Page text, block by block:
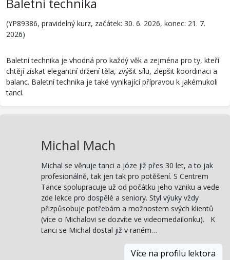
Baletní technika
(YP89386, pravidelný kurz, začátek: 30. 6. 2026, konec: 21. 7.
2026)
Baletní technika je vhodná pro každý věk a zejména pro ty, kteří
chtějí získat elegantní držení těla, zvýšit sílu, zlepšit koordinaci a
balanc. Baletní technika je také vynikající přípravou k jakémukoli
tanci.
Michal Mach
Michal se věnuje tanci a józe již přes 30 let, a to jak
profesionálně, tak jen tak pro potěšení. S Centrem
Tance spolupracuje už od počátku jeho vzniku a vede
zde lekce pro dospělé a seniory. Styl výuky vždy
přizpůsobuje potřebám a možnostem svých klientů
(více o Michalovi se dozvíte ve videomedailonku). K
tanci se Michal dostal již v raném…
Více na profilu lektora